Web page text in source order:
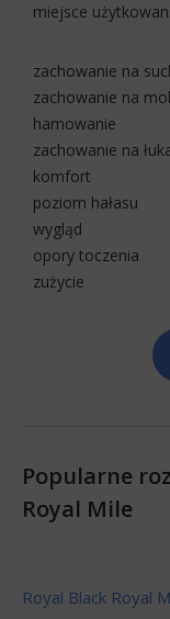
miejsce
zachowanie na
zachowanie na
hamowanie
zachowanie na
komfort
poziom hałasu
wygląd
opory toczenia
zużycie
Popularne
Royal Mile
Royal Black Royal